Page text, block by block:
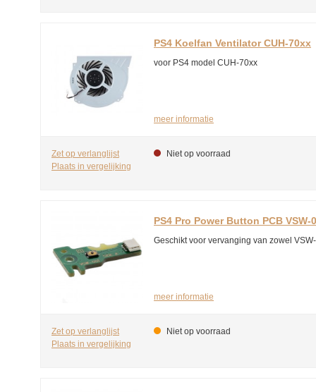
PS4 Koelfan Ventilator CUH-70xx
voor PS4 model CUH-70xx
meer informatie
Zet op verlanglijst
Plaats in vergelijking
Niet op voorraad
PS4 Pro Power Button PCB VSW-
Geschikt voor vervanging van zowel
meer informatie
Zet op verlanglijst
Plaats in vergelijking
Niet op voorraad